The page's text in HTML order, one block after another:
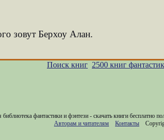
зовут Берхоу Алан.
Поиск книг 2500 книг
библиотека фантастики и фэнтези - скачать книги бесплатно
Авторам и читателям
Контакты